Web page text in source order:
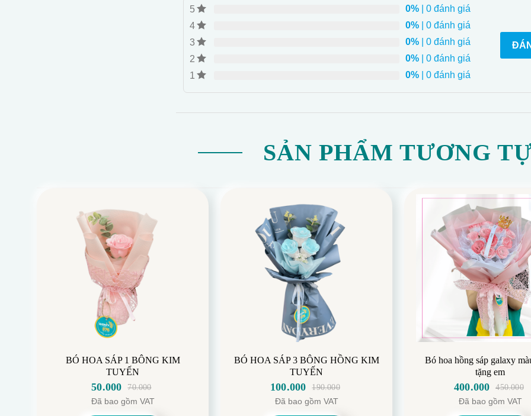
5 0%| 0 đánh giá
4
0%| 0 đánh giá
3
0%| 0 đánh giá
2
0%| 0 đánh giá
1
0%| 0 đánh giá
SẢN PHẨM TƯƠNG
BÓ HOA SÁP 1 BÔNG KIM
TUYẾN
70.000
Giá
gốc
50.000
Giá
hiện
Đã bao gồm VAT
BÓ HOA SÁP 3 BÔNG HỒNG KIM
TUYẾN
190.000
Giá
gốc
100.000
Giá
hiện
Đã bao gồm VAT
Bó hoa hồng sáp galaxy
tặng em
450.000
Giá
gốc
400.000
Giá
hiện
Đã bao gồm VAT